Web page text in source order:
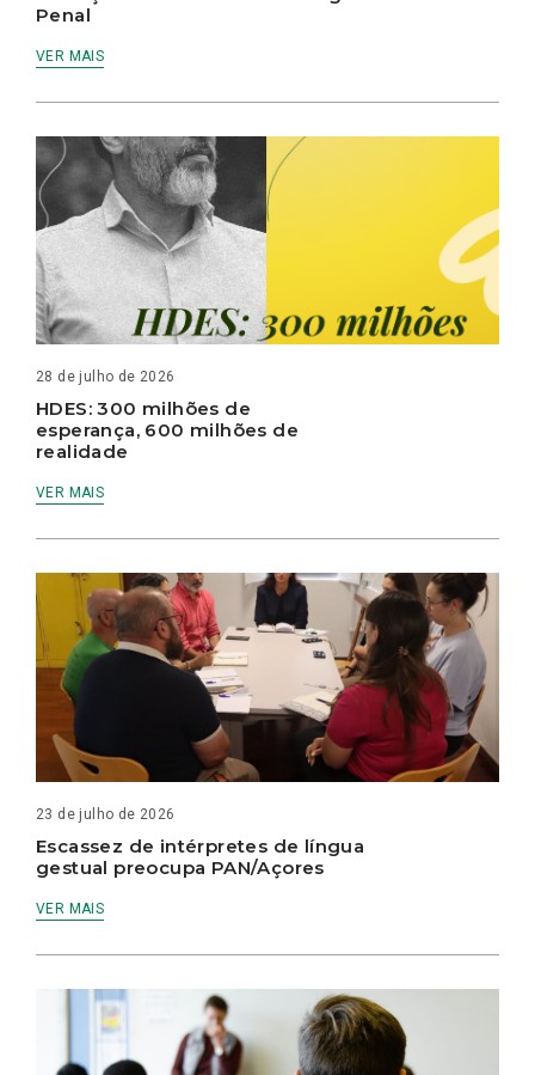
Penal
VER MAIS
28 de julho de 2026
HDES: 300 milhões de
esperança, 600 milhões de
realidade
VER MAIS
23 de julho de 2026
Escassez de intérpretes de língua
gestual preocupa PAN/Açores
VER MAIS